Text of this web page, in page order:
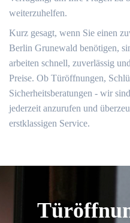
weiterzuhelfen.
Kurz gesagt, wenn Sie einen
Berlin Grunewald benötigen,
arbeiten schnell, zuverlässig
Preise. Ob Türöffnungen,
Sicherheitsberatungen - wir
jederzeit anzurufen und
erstklassigen Service.